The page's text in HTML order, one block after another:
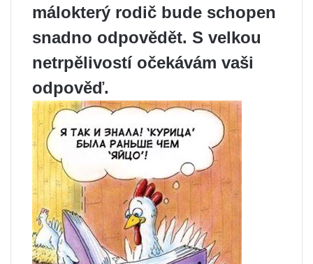
málokterý rodič bude schopen
snadno odpovědět. S velkou
netrpělivostí očekávám vaši
odpověď.